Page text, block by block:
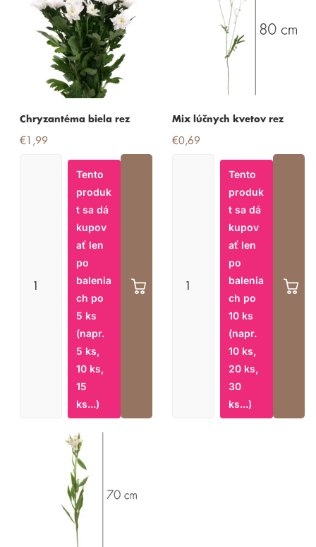
Chryzantéma biela rez
€1,99
Tento
produk
t sa dá
kupov
ať len
po
balenia
ch po
5 ks
(napr.
5 ks,
10 ks,
15
ks...)
Mix lúčnych kvetov rez
€0,69
Tento
produk
t sa dá
kupov
ať len
po
balenia
ch po
10 ks
(napr.
10 ks,
20 ks,
30
ks...)